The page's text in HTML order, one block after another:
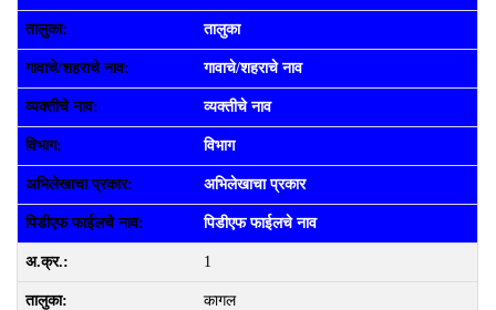
तालुका
गावाचे/शहराचे नाव
व्यक्तीचे नाव
विभाग
अभिलेखाचा प्रकार
पिडीएफ फाईलचे नाव
1
कागल